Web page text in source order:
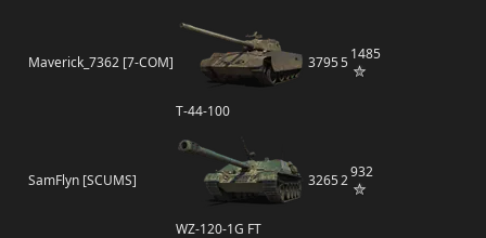
Maverick_7362 [7-COM]
Т-44-100
379551485
SamFlyn [SCUMS]
WZ-120-1G FT
32652932